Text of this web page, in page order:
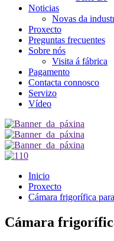
Noticias
Novas da
Proxecto
Preguntas frecuentes
Sobre nós
Visita á fábrica
Pagamento
Contacta connosco
Servizo
Vídeo
Inicio
Proxecto
Cámara frigorífica
Cámara